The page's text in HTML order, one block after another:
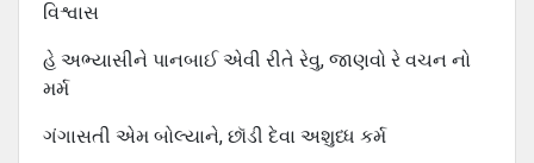
વિશ્વાસ
હે અભ્યાસીને પાનબાઈ એવી રીતે રેવુ, જાણવો રે વચન નો
મર્મ
ગંગાસતી એમ બોલ્યાને, છૉડી દેવા અશુધ્ધ કર્મ